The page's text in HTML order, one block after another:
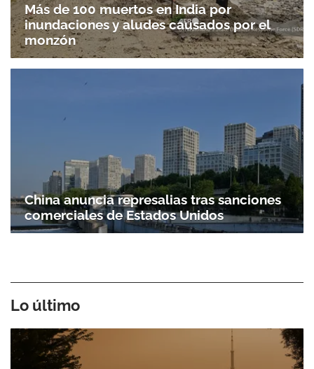
Más de 100 muertos en India por
inundaciones y aludes causados por el
monzón
China anuncia represalias tras sanciones
comerciales de Estados Unidos
Lo último